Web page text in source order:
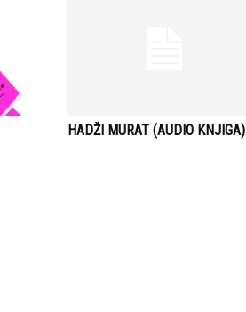
HADŽI MURAT (AUDIO KNJIGA)